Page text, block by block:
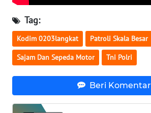
Tag:
Kodim 0203langkat Patroli Skala Besar
Sajam Dan Sepeda Motor Tni Polri
Beri Komentar
MALUT
WN
DAIRI